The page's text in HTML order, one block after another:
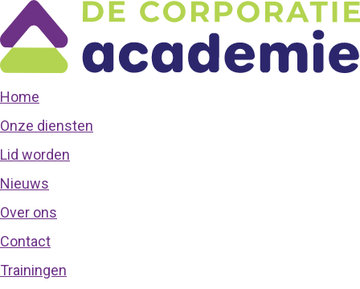
Home
Onze diensten
Lid worden
Nieuws
Over ons
Contact
Trainingen